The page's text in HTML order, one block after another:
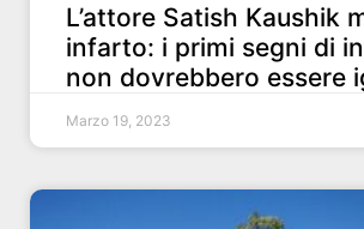
L’attore Satish Kaushik
infarto: i primi segni di
non dovrebbero essere
Marzo 19, 2023